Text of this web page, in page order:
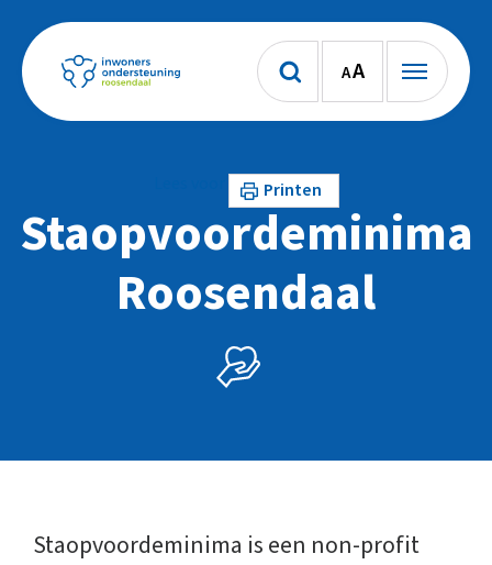
AA
Printen
Staopvoordeminima
Roosendaal
Staopvoordeminima is een non-profit